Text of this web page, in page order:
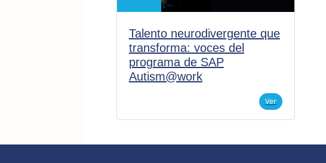
Talento neurodivergente que
transforma: voces del
programa de SAP
Autism@work
Ver